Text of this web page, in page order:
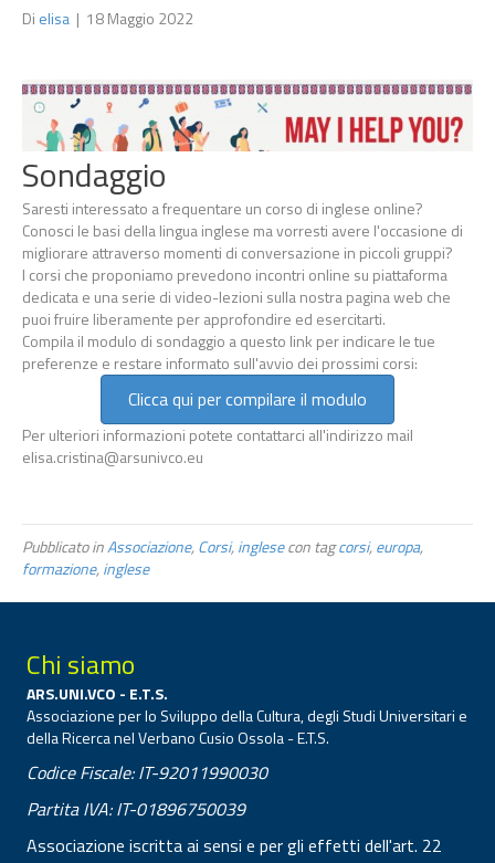
Di elisa | 18 Maggio 2022
Sondaggio
Saresti interessato a frequentare un corso di inglese online?
Conosci le basi della lingua inglese ma vorresti avere l'occasione di
migliorare attraverso momenti di conversazione in piccoli gruppi?
I corsi che proponiamo prevedono incontri online su piattaforma
dedicata e una serie di video-lezioni sulla nostra pagina web che
puoi fruire liberamente per approfondire ed esercitarti.
Compila il modulo di sondaggio a questo link per indicare le tue
preferenze e restare informato sull'avvio dei prossimi corsi:
Clicca qui per compilare il modulo
Per ulteriori informazioni potete contattarci all'indirizzo mail
elisa.cristina@arsunivco.eu
Pubblicato inAssociazione,Corsi,inglesecon tagcorsi,europa,
formazione,inglese
Chi siamo
ARS.UNI.VCO - E.T.S.
Associazione per lo Sviluppo della Cultura, degli Studi Universitari e
della Ricerca nel Verbano Cusio Ossola - E.T.S.
Codice Fiscale: IT-92011990030
Partita IVA: IT-01896750039
Associazione iscritta ai sensi e per gli effetti dell'art. 22